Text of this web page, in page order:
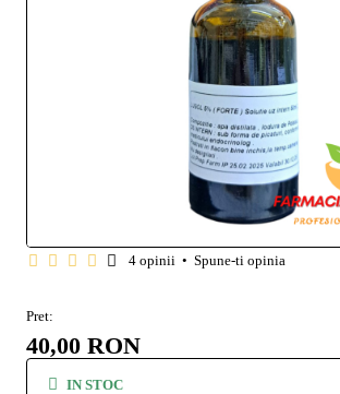
4 opinii • Spune-ti opinia
Pret:
40,00 RON
IN STOC